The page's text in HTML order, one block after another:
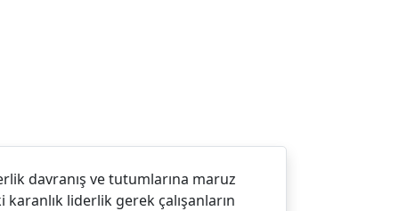
davranış ve tutumlarına maruz
liderlik gerek çalışanların